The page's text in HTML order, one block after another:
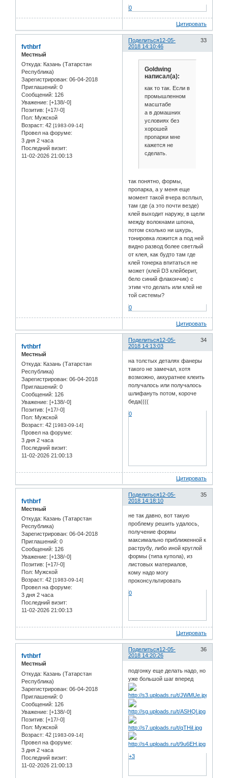
0
Цитировать
Поделиться 33
12-05-
2018 14:10:46
fvthbrf
Местный
Откуда: Казань (Татарстан
Республика)
Зарегистрирован: 06-04-2018
Приглашений: 0
Сообщений: 126
Уважение: [+138/-0]
Позитив: [+17/-0]
Пол: Мужской
Возраст: 42 [1983-09-14]
Провел на форуме:
3 дня 2 часа
Последний визит:
11-02-2026 21:00:13
Goldwing
написал(а):
как то так. Если в
промышленном
масштабе
а в домашних
условиях без
хорошей
пропарки мне
кажется не
сделать.
так понятно, формы,
пропарка, а у меня еще
момент такой вчера всплыл,
там где (а это почти везде)
клей выходит наружу, в щели
между волокнами шпона,
потом сколько ни шкурь,
тонировка ложится а под ней
видно развод более светлый
от клея, как будто там где
клей тонерка впитаться не
может (клей D3 клейберит,
бело синий флакончик) с
этим что делать или клей не
той системы?
0
Цитировать
Поделиться 34
12-05-
2018 14:13:03
fvthbrf
Местный
Откуда: Казань (Татарстан
Республика)
Зарегистрирован: 06-04-2018
Приглашений: 0
Сообщений: 126
Уважение: [+138/-0]
Позитив: [+17/-0]
Пол: Мужской
Возраст: 42 [1983-09-14]
Провел на форуме:
3 дня 2 часа
Последний визит:
11-02-2026 21:00:13
на толстых деталях фанеры
такого не замечал, хотя
возможно, аккуратнее клеить
получалось или получалось
шлифануть потом, короче
беда((((
0
Цитировать
Поделиться 35
12-05-
2018 14:18:10
fvthbrf
Местный
Откуда: Казань (Татарстан
Республика)
Зарегистрирован: 06-04-2018
Приглашений: 0
Сообщений: 126
Уважение: [+138/-0]
Позитив: [+17/-0]
Пол: Мужской
Возраст: 42 [1983-09-14]
Провел на форуме:
3 дня 2 часа
Последний визит:
11-02-2026 21:00:13
не так давно, вот такую
проблему решить удалось,
получение формы
максимально приближенной к
раструбу, либо иной круглой
формы (типа купола), из
листовых материалов,
кому надо могу
проконсультировать
0
Цитировать
Поделиться 36
12-05-
2018 14:20:26
fvthbrf
Местный
Откуда: Казань (Татарстан
Республика)
Зарегистрирован: 06-04-2018
Приглашений: 0
Сообщений: 126
Уважение: [+138/-0]
Позитив: [+17/-0]
Пол: Мужской
Возраст: 42 [1983-09-14]
Провел на форуме:
3 дня 2 часа
Последний визит:
11-02-2026 21:00:13
подгонку еще делать надо, но
уже большой шаг вперед
+3